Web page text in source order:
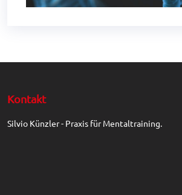
Kontakt
Silvio Künzler - Praxis für Mentaltraining.